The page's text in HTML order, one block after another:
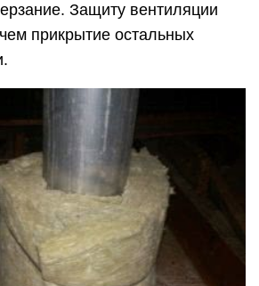
Защиту вентиляции
прикрытие остальных